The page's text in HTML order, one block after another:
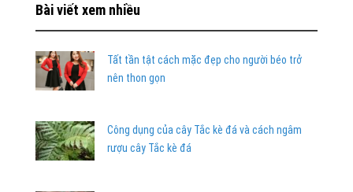
Bài viết xem nhiều
Tất tần tật cách mặc đẹp cho người béo trở
nên thon gọn
Công dụng của cây Tắc kè đá và cách ngâm
rượu cây Tắc kè đá